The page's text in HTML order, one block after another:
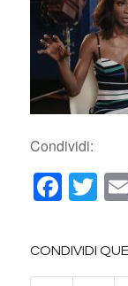
Condividi:
CONDIVIDI